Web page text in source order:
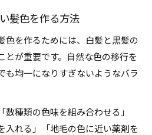
髪色を作る方法
色を作るためには、白髪と黒髪の
とが重要です。自然な色の移行を
も均一になりすぎないようなバラ
種類の色味を組み合わせる」
入れる」「地毛の色に近い薬剤を